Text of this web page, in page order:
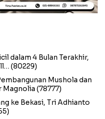
dalam 4 Bulan Terakhir,
(80229)
Mushola dan
Magnolia (78777)
ke Bekasi, Tri Adhianto